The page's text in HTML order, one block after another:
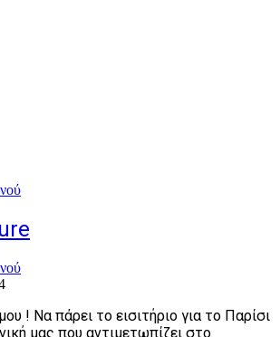
! Να πάρει το εισιτήριο για το Παρίσι
μας που αντιμετωπίζει στο